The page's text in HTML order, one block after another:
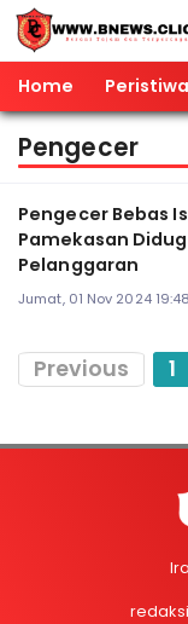
Home Peristiwa
Pengecer
Pengecer Bebas
Pamekasan
Pelanggaran
Jumat, 01 Nov 2024
Previous 1